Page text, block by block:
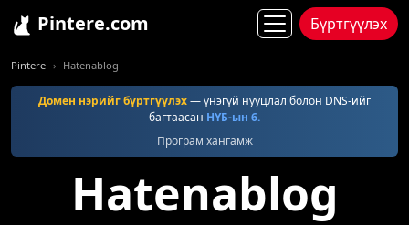
Pintere.com Бүртгүүлэх
Pintere Hatenablog
Домен нэрийг бүртгүүлэх— үнэгүй нууцлал болон DNS-ийг
багтаасан НҮБ-ын 6.
Програм хангамж
Hatenablog